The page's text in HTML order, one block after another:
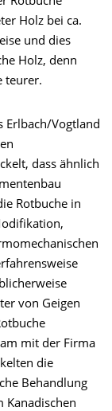
Holz bei ca.
und dies
Holz, denn
teurer.
Erlbach/Vogtland
dass ähnlich
Rotbuche in
von Geigen
mit der Firma
die
Behandlung
Kanadischen